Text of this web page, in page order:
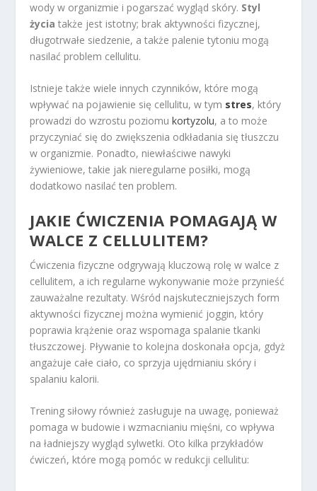
wody w organizmie i pogarszać wygląd skóry. Styl
życia także jest istotny; brak aktywności fizycznej,
długotrwałe siedzenie, a także palenie tytoniu mogą
nasilać problem cellulitu.
Istnieje także wiele innych czynników, które mogą
wpływać na pojawienie się cellulitu, w tym stres, który
prowadzi do wzrostu poziomukortyzolu, a to może
przyczyniać się do zwiększenia odkładania się tłuszczu
w organizmie. Ponadto, niewłaściwe nawyki
żywieniowe, takie jak nieregularne posiłki, mogą
dodatkowo nasilać ten problem.
JAKIE ĆWICZENIA POMAGAJĄ W
WALCE Z CELLULITEM?
Ćwiczenia fizyczne odgrywają kluczową rolę w walce z
cellulitem, a ich regularne wykonywanie może przynieść
zauważalne rezultaty. Wśród najskuteczniejszych form
aktywności fizycznej można wymienić joggin, który
poprawia krążenie oraz wspomaga spalanie tkanki
tłuszczowej. Pływanie to kolejna doskonała opcja, gdyż
angażuje całe ciało, co sprzyja ujędrnianiu skóry i
spalaniu kalorii.
Trening siłowy również zasługuje na uwagę, ponieważ
pomaga w budowie i wzmacnianiu mięśni, co wpływa
na ładniejszy wygląd sylwetki. Oto kilka przykładów
ćwiczeń, które mogą pomóc w redukcji cellulitu: